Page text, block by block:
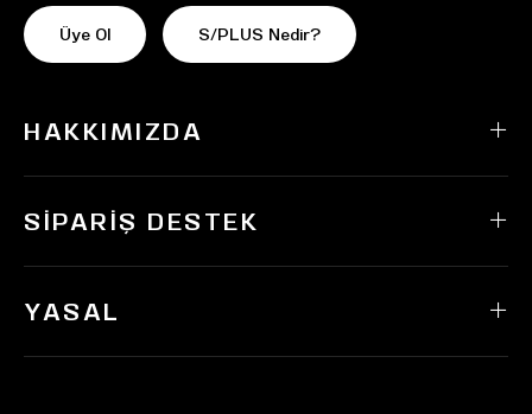
Üye Ol S/PLUS Nedir?
HAKKIMIZDA
SIPARIŞ DESTEK
YASAL